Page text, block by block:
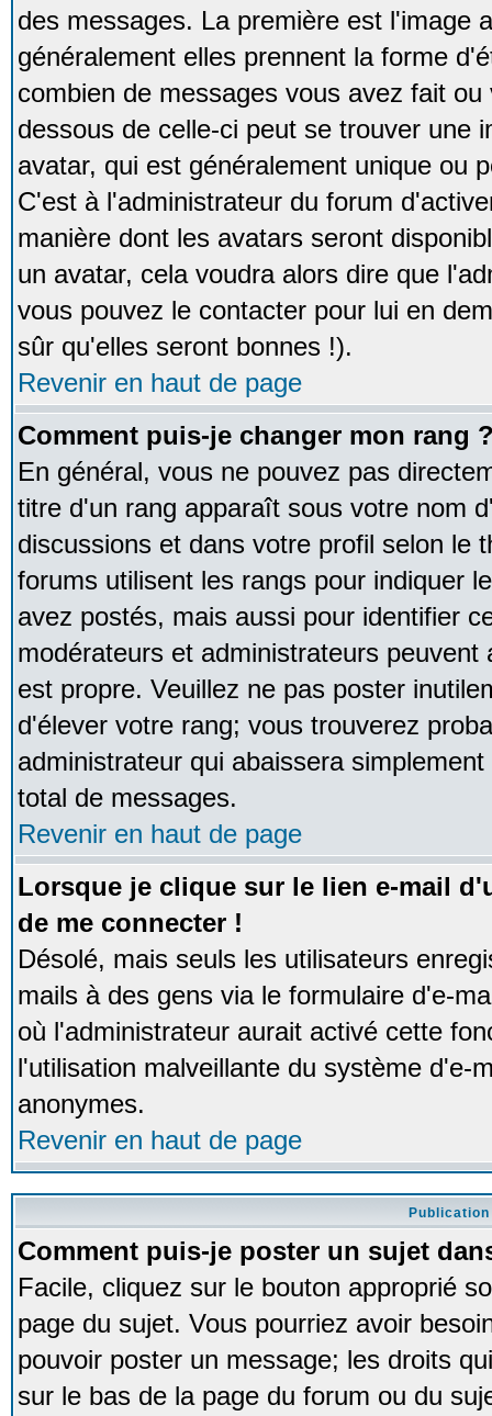
des messages. La première est l'image
généralement elles prennent la forme
combien de messages vous avez fait
dessous de celle-ci peut se trouver une
avatar, qui est généralement unique ou
C'est à l'administrateur du forum
manière dont les avatars seront
un avatar, cela voudra alors dire que
vous pouvez le contacter pour lui en
sûr qu'elles seront bonnes !).
Revenir en haut de page
Comment puis-je changer mon rang
En général, vous ne pouvez pas
titre d'un rang apparaît sous votre nom
discussions et dans votre profil selon le
forums utilisent les rangs pour indiquer
avez postés, mais aussi pour identifier
modérateurs et administrateurs
est propre. Veuillez ne pas poster
d'élever votre rang; vous trouverez
administrateur qui abaissera
total de messages.
Revenir en haut de page
Lorsque je clique sur le lien e-mail
de me connecter !
Désolé, mais seuls les utilisateurs
mails à des gens via le formulaire d'e-
où l'administrateur aurait activé cette
l'utilisation malveillante du système d'e-
anonymes.
Revenir en haut de page
Publication
Comment puis-je poster un sujet
Facile, cliquez sur le bouton approprié
page du sujet. Vous pourriez avoir
pouvoir poster un message; les droits
sur le bas de la page du forum ou du